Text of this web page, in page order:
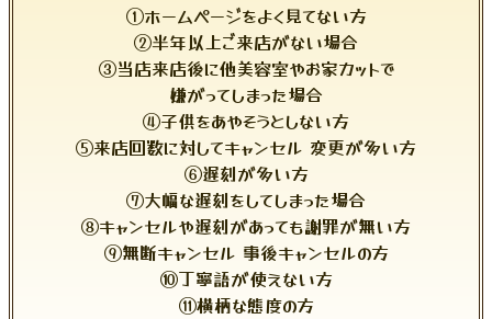
①ホームページをよく見てない方
②半年以上ご来店がない場合
③当店来店後に他美容室やお家カットで
嫌がってしまった場合
④子供をあやそうとしない方
⑤来店回数に対してキャンセル 変更が多い方
⑥遅刻が多い方
⑦大幅な遅刻をしてしまった場合
⑧キャンセルや遅刻があっても謝罪が無い方
⑨無断キャンセル 事後キャンセルの方
⑩丁寧語が使えない方
⑪横柄な態度の方